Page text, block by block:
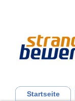
Startseite